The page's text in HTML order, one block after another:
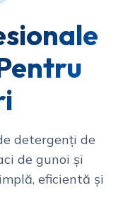
detergenți de
de gunoi și
eficientă și